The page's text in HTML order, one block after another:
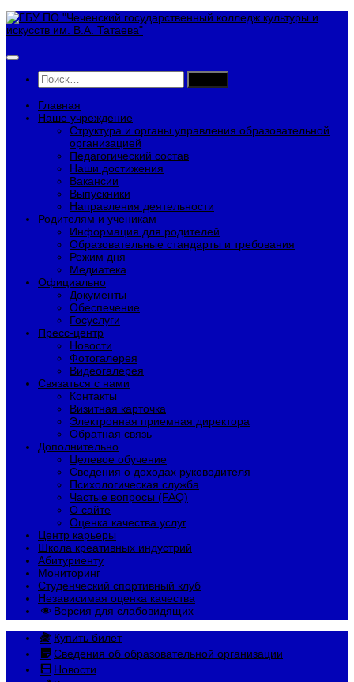
Перейти
к
Найти:
Главная
Наше учреждение
Структура и органы управления образовательной
организацией
Педагогический состав
Наши достижения
Вакансии
Выпускники
Направления деятельности
Родителям и ученикам
Информация для родителей
Образовательные стандарты и требования
Режим дня
Медиатека
Официально
Документы
Обеспечение
Госуслуги
Пресс-центр
Новости
Фотогалерея
Видеогалерея
Связаться с нами
Контакты
Визитная карточка
Электронная приемная директора
Обратная связь
Дополнительно
Целевое обучение
Сведения о доходах руководителя
Психологическая служба
Частые вопросы (FAQ)
О сайте
Оценка качества услуг
Центр карьеры
Школа креативных индустрий
Абитуриенту
Мониторинг
Студенческий спортивный клуб
Независимая оценка качества
Версия для слабовидящих
Купить билет
Сведения об образовательной организации
Новости